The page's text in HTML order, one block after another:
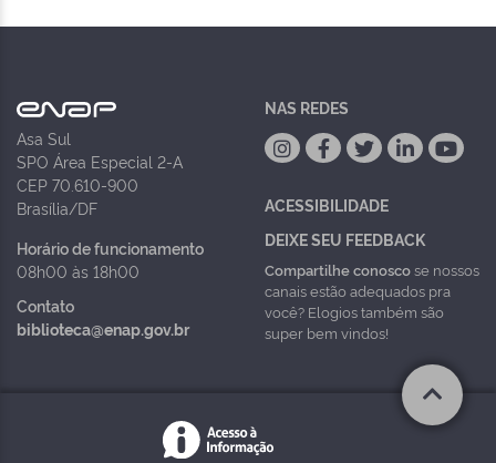
Asa Sul
SPO Área Especial 2-A
CEP 70.610-900
Brasília/DF
Horário de funcionamento
08h00 às 18h00
Contato
biblioteca@enap.gov.br
NAS REDES
ACESSIBILIDADE
DEIXE SEU FEEDBACK
Compartilhe conoscose nossos
canais estão adequados pra
você? Elogios também são
super bem vindos!